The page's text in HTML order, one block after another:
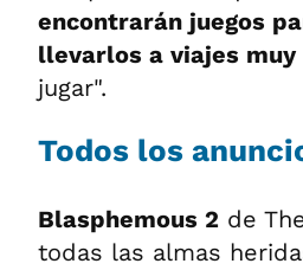
encontrarán juegos
llevarlos a viajes muy
jugar".
Todos los
Blasphemous 2 de
todas las almas